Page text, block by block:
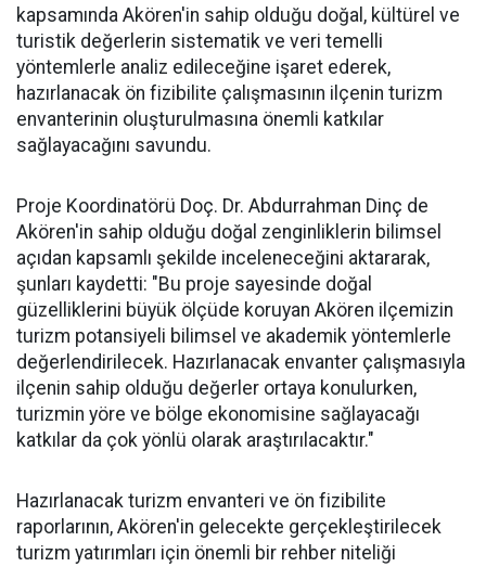
kapsamında Akören'in sahip olduğu doğal, kültürel ve
turistik değerlerin sistematik ve veri temelli
yöntemlerle analiz edileceğine işaret ederek,
hazırlanacak ön fizibilite çalışmasının ilçenin turizm
envanterinin oluşturulmasına önemli katkılar
sağlayacağını savundu.
Proje Koordinatörü Doç. Dr. Abdurrahman Dinç de
Akören'in sahip olduğu doğal zenginliklerin bilimsel
açıdan kapsamlı şekilde inceleneceğini aktararak,
şunları kaydetti: "Bu proje sayesinde doğal
güzelliklerini büyük ölçüde koruyan Akören ilçemizin
turizm potansiyeli bilimsel ve akademik yöntemlerle
değerlendirilecek. Hazırlanacak envanter çalışmasıyla
ilçenin sahip olduğu değerler ortaya konulurken,
turizmin yöre ve bölge ekonomisine sağlayacağı
katkılar da çok yönlü olarak araştırılacaktır."
Hazırlanacak turizm envanteri ve ön fizibilite
raporlarının, Akören'in gelecekte gerçekleştirilecek
turizm yatırımları için önemli bir rehber niteliği